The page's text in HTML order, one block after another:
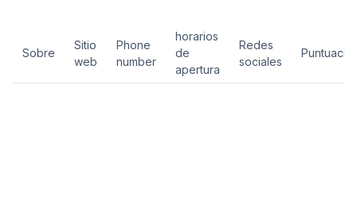
Sobre
Sitio
web
Phone
number
horarios
de
apertura
Redes
sociales